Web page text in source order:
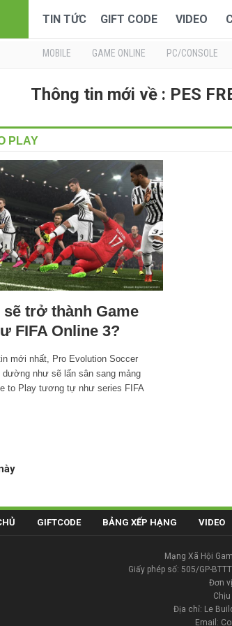
TIN TỨC GIFT CODE VIDEO
MOBILE GAME ONLINE PC/CONSOLE
Thông tin mới về : PES
PLAY
sẽ trở thành Game
FIFA Online 3?
mới nhất, Pro Evolution Soccer
dường như sẽ lấn sân sang mảng
to Play tương tự như series FIFA
GIFTCODE BẢNG XẾP HẠNG VIDEO
Mạng Xã Hội
Giấy phép số: 505/GP-
Đơn
Địa chỉ: Le
Email: